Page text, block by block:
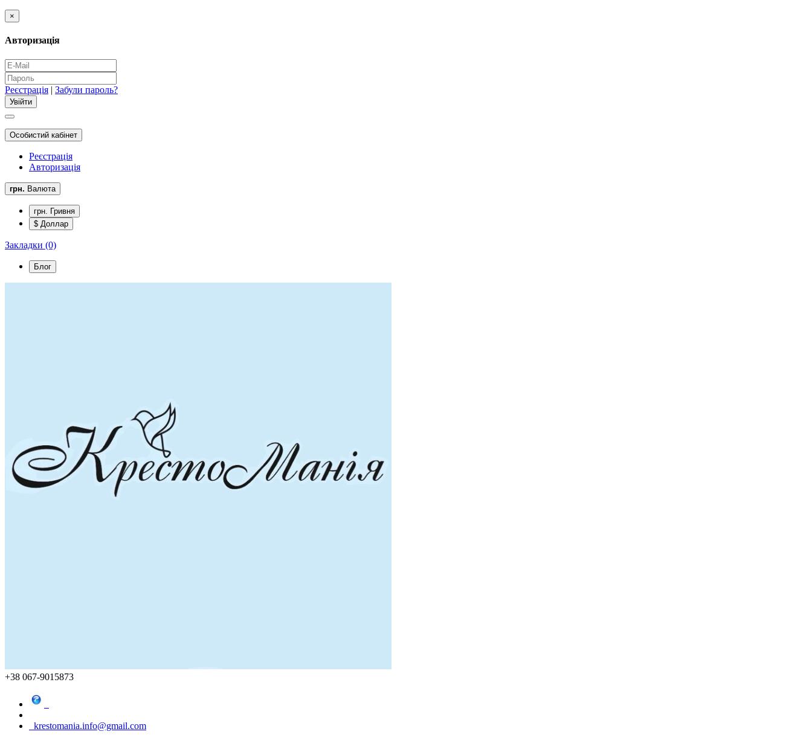
×
Авторизація
Реєстрація | Забули пароль?
Особистий кабінет
Реєстрація
Авторизація
грн. Валюта
грн. Гривня
$ Доллар
Закладки (0)
Блог
+38 067-9015873
krestomania.info@gmail.com